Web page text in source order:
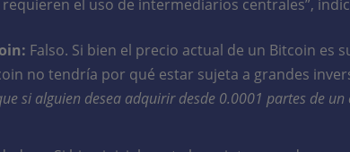
el uso de intermediarios centrales”,
Falso. Si bien el precio actual de un Bitcoin es
no tendría por qué estar sujeta a grandes
si alguien desea adquirir desde 0.0001 partes de